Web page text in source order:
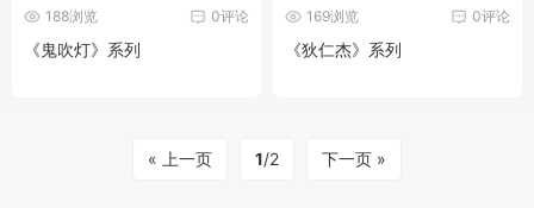
0评论
188浏览
《鬼吹灯》系列
0评论
169浏览
《狄仁杰》系列
« 上一页 1/2 下一页 »